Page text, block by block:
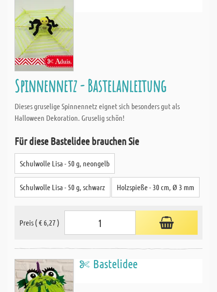
Spinnennetz - Bastelanleitung
Dieses gruselige Spinnennetz eignet sich besonders gut als
Halloween Dekoration. Gruselig schön!
Für diese Bastelidee brauchen Sie
Schulwolle Lisa - 50 g, neongelb
Schulwolle Lisa - 50 g, schwarz Holzspieße - 30 cm, Ø 3 mm
Preis ( € 6,27 )
Bastelidee